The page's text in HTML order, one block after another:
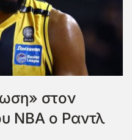
στον
NBA ο Ραντλ